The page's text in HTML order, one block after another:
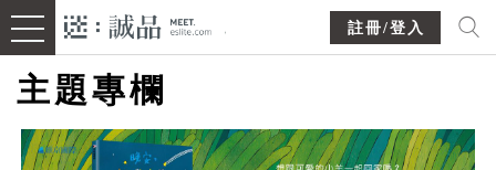
註冊/登入
主題專欄